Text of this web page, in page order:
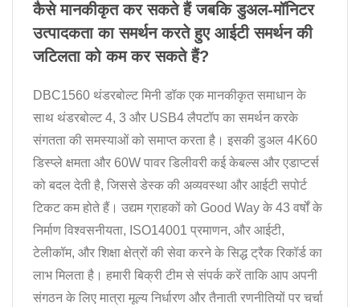
कैसे मानकीकृत कर सकते हैं जबकि डुअल-मॉनिटर
उत्पादकता का समर्थन करते हुए आईटी समर्थन की
जटिलता को कम कर सकते हैं?
DBC1560 थंडरबोल्ट मिनी डॉक एक मानकीकृत समाधान के
साथ थंडरबोल्ट 4, 3 और USB4 लैपटॉप का समर्थन करके
संगतता की समस्याओं को समाप्त करता है। इसकी डुअल 4K60
डिस्प्ले क्षमता और 60W पावर डिलीवरी कई केबल्स और एडाप्टर्स
को बदल देती है, जिससे डेस्क की अव्यवस्था और आईटी सपोर्ट
टिकट कम होते हैं। उद्यम ग्राहकों को Good Way के 43 वर्षों के
निर्माण विश्वसनीयता, ISO14001 प्रमाणन, और आईटी,
टेलीकॉम, और शिक्षा क्षेत्रों की सेवा करने के सिद्ध ट्रैक रिकॉर्ड का
लाभ मिलता है। हमारी बिक्री टीम से संपर्क करें ताकि आप अपनी
संगठन के लिए मात्रा मूल्य निर्धारण और तैनाती रणनीतियों पर चर्चा